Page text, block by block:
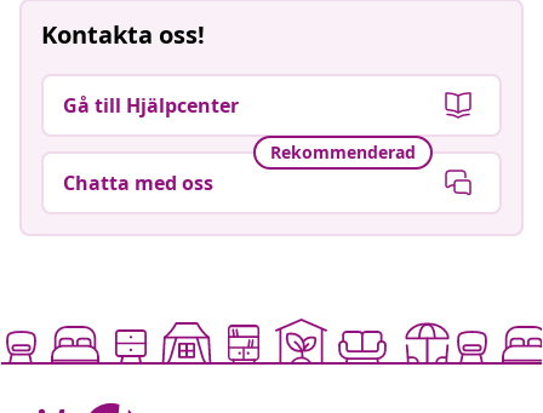
Kontakta oss!
Gå till Hjälpcenter
Rekommenderad
Chatta med oss